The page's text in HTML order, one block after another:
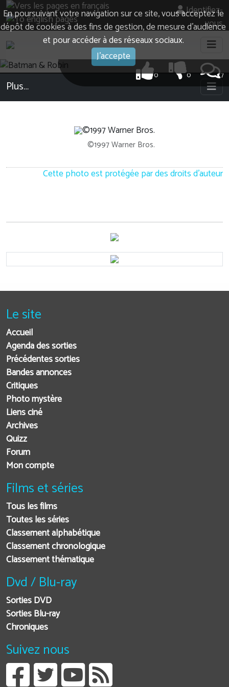
En poursuivant votre navigation sur ce site, vous acceptez le
dépôt de cookies à des fins de gestion, de mesure d’audience
et pour accéder à des réseaux sociaux.
J'accepte
Identifiez-
vous
7
0
0
Plus…
©1997 Warner Bros.
Cette photo est protégée par des droits d'auteur
Le site
Accueil
Agenda des sorties
Précédentes sorties
Bandes annonces
Critiques
Photo mystère
Liens ciné
Archives
Quizz
Forum
Mon compte
Films et séries
Tous les films
Toutes les séries
Classement alphabétique
Classement chronologique
Classement thématique
Dvd / Blu-ray
Sorties DVD
Sorties Blu-ray
Chroniques
Suivez nous